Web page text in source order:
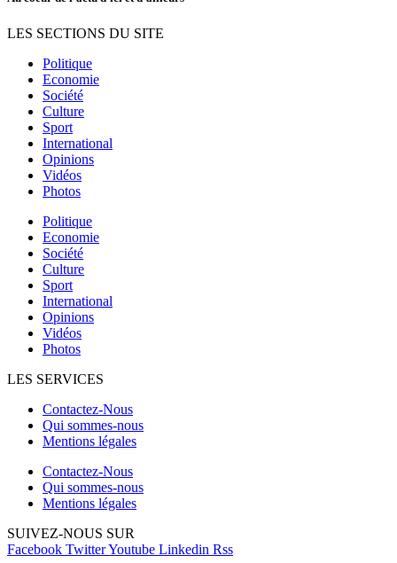
LES SECTIONS DU SITE
Politique
Economie
Société
Culture
Sport
International
Opinions
Vidéos
Photos
Politique
Economie
Société
Culture
Sport
International
Opinions
Vidéos
Photos
LES SERVICES
Contactez-Nous
Qui sommes-nous
Mentions légales
Contactez-Nous
Qui sommes-nous
Mentions légales
SUIVEZ-NOUS SUR
Facebook TwitterYoutube Linkedin Rss